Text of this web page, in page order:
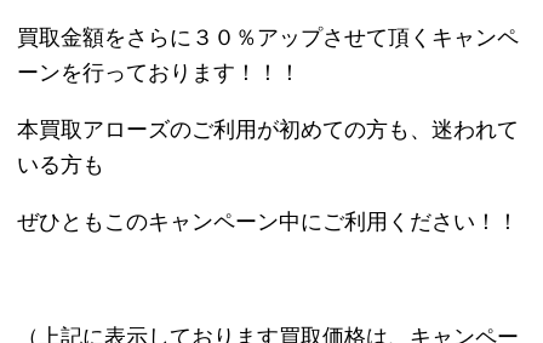
ていく。
坊主頭で額に事故の時に傷があり、現在は土木作業
員として働いている。
シュボードに入れている。
偽トリーズン事件が解決するまではユウジと対立し
ダ、サトシを誘いスパーキーレーシングを立ち上げ
た。